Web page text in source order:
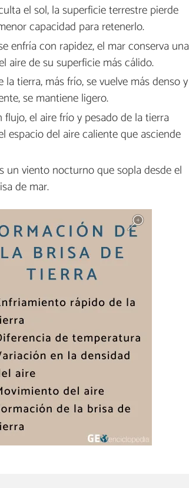
el sol, la superficie terrestre pierde
capacidad para retenerlo.
enfría con rapidez, el mar conserva una
aire de su superficie más cálido.
la tierra, más frío, se vuelve más denso y
se mantiene ligero.
el aire frío y pesado de la tierra
espacio del aire caliente que asciende
un viento nocturno que sopla desde el
de mar.